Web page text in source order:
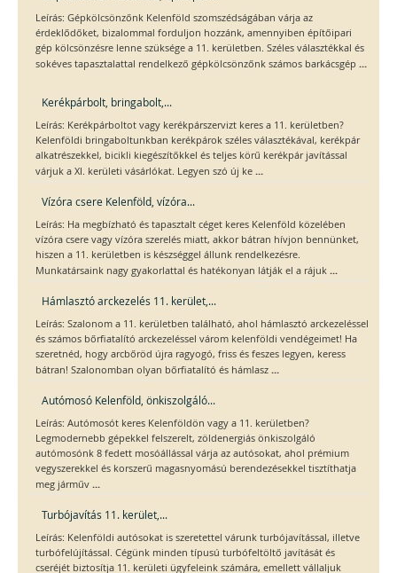
Leírás: Gépkölcsönzőnk Kelenföld szomszédságában várja az
érdeklődőket, bizalommal forduljon hozzánk, amennyiben építőipari
gép kölcsönzésre lenne szüksége a 11. kerületben. Széles választékkal és
sokéves tapasztalattal rendelkező gépkölcsönzőnk számos barkácsgép ...
Kerékpárbolt, bringabolt,...
Leírás: Kerékpárboltot vagy kerékpárszervizt keres a 11. kerületben?
Kelenföldi bringaboltunkban kerékpárok széles választékával, kerékpár
alkatrészekkel, bicikli kiegészítőkkel és teljes körű kerékpár javítással
várjuk a XI. kerületi vásárlókat. Legyen szó új ke ...
Vízóra csere Kelenföld, vízóra...
Leírás: Ha megbízható és tapasztalt céget keres Kelenföld közelében
vízóra csere vagy vízóra szerelés miatt, akkor bátran hívjon bennünket,
hiszen a 11. kerületben is készséggel állunk rendelkezésre.
Munkatársaink nagy gyakorlattal és hatékonyan látják el a rájuk ...
Hámlasztó arckezelés 11. kerület,...
Leírás: Szalonom a 11. kerületben található, ahol hámlasztó arckezeléssel
és számos bőrfiatalító arckezeléssel várom kelenföldi vendégeimet! Ha
szeretnéd, hogy arcbőröd újra ragyogó, friss és feszes legyen, keress
bátran! Szalonomban olyan bőrfiatalító és hámlasz ...
Autómosó Kelenföld, önkiszolgáló...
Leírás: Autómosót keres Kelenföldön vagy a 11. kerületben?
Legmodernebb gépekkel felszerelt, zöldenergiás önkiszolgáló
autómosónk 8 fedett mosóállással várja az autósokat, ahol prémium
vegyszerekkel és korszerű magasnyomású berendezésekkel tisztíthatja
meg járműv ...
Turbójavítás 11. kerület,...
Leírás: Kelenföldi autósokat is szeretettel várunk turbójavítással, illetve
turbófelújítással. Cégünk minden típusú turbófeltöltő javítását és
cseréjét biztosítja 11. kerületi ügyfeleink számára, emellett vállaljuk